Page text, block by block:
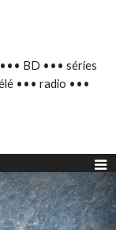
BD ••• séries
••• radio •••